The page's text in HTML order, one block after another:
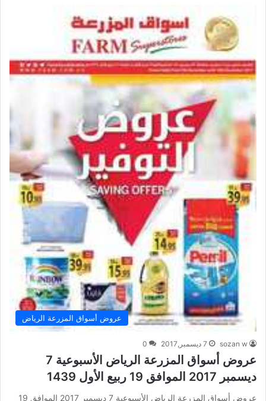
عروض أسواق المزرعة الرياض
sozan w 7 ديسمبر,2017 0
عروض أسواق المزرعة الرياض الأسبوعية 7
ديسمبر 2017 الموافق 19 ربيع الأول 1439
عروض أسواق المزرعة الرياض الأسبوعية 7 ديسمبر 2017 الموافق 19